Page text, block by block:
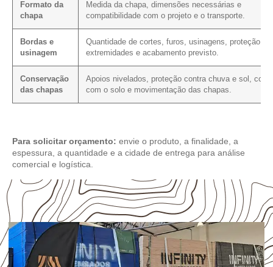
Formato da
chapa
Medida da chapa, dimensões necessárias e
compatibilidade com o projeto e o transporte.
Bordas e
usinagem
Quantidade de cortes, furos, usinagens, proteção
extremidades e acabamento previsto.
Conservação
das chapas
Apoios nivelados, proteção contra chuva e sol,
com o solo e movimentação das chapas.
Para solicitar orçamento: envie o produto, a finalidade, a
espessura, a quantidade e a cidade de entrega para análise
comercial e logística.